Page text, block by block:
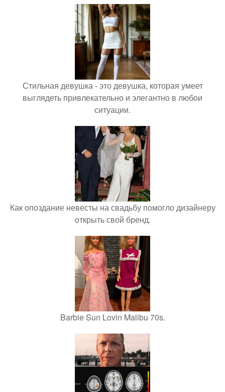
Стильная девушка - это девушка, которая умеет
выглядеть привлекательно и элегантно в любои
ситуации.
Как опоздание невесты на свадьбу помогло дизайнеру
открыть свой бренд.
Barbie Sun Lovin Malibu 70s.